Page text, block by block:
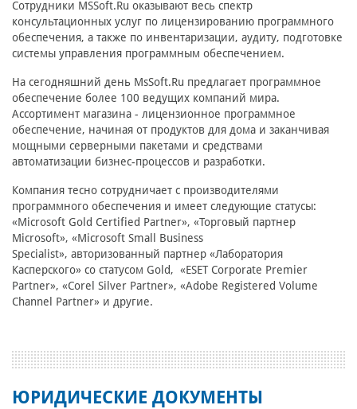
Сотрудники MSSoft.Ru оказывают весь спектр
консультационных услуг по лицензированию программного
обеспечения, а также по инвентаризации, аудиту, подготовке
системы управления программным обеспечением.
На сегодняшний день MsSoft.Ru предлагает программное
обеспечение более 100 ведущих компаний мира.
Ассортимент магазина - лицензионное программное
обеспечение, начиная от продуктов для дома и заканчивая
мощными серверными пакетами и средствами
автоматизации бизнес-процессов и разработки.
Компания тесно сотрудничает с производителями
программного обеспечения и имеет следующие статусы:
«Microsoft Gold Certified Partner», «Торговый партнер
Microsoft», «Microsoft Small Business
Specialist», авторизованный партнер «Лаборатория
Касперского» со статусом Gold, «ESET Corporate Premier
Partner», «Corel Silver Partner», «Adobe Registered Volume
Channel Partner» и другие.
ЮРИДИЧЕСКИЕ ДОКУМЕНТЫ